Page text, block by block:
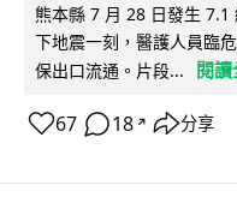
熊本縣 7 月 28 日發生
下地震一刻，醫護人員臨
保出口流通。片段...
閱
67 18 ↗ 分享